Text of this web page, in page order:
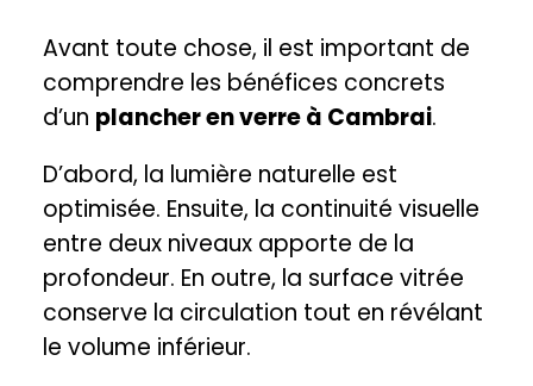
Avant toute chose, il est important de
comprendre les bénéfices concrets
d’un plancher en verre à Cambrai.
D’abord, la lumière naturelle est
optimisée. Ensuite, la continuité visuelle
entre deux niveaux apporte de la
profondeur. En outre, la surface vitrée
conserve la circulation tout en révélant
le volume inférieur.